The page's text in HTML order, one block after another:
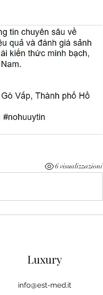
6 visualizzazioni
Luxury
info@est-med.it